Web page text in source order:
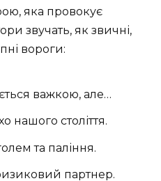
яка провокує
звучать, як звичні,
вороги:
важкою, але…
нашого століття.
та паління.
партнер.